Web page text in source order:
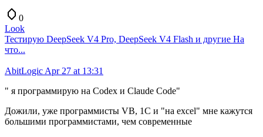
0
Look
Тестирую DeepSeek V4 Pro, DeepSeek V4 Flash и другие На
что...
AbitLogic Apr 27 at 13:31
" я программирую на Codex и Claude Code"
Дожили, уже программисты VB, 1C и "на excel" мне кажутся
большими программистами, чем современные